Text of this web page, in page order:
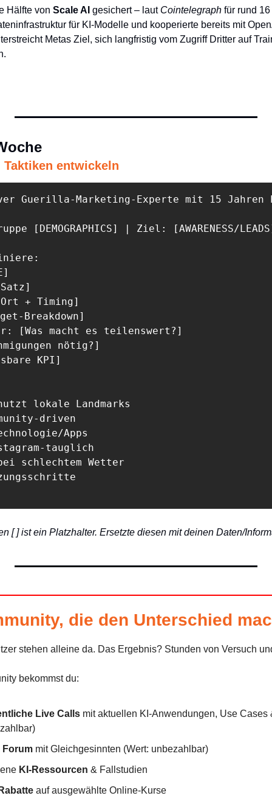
Hälfte von Scale AI gesichert – laut Cointelegraph für rund
für KI-Modelle und kooperierte bereits mit
Metas Ziel, sich langfristig vom Zugriff Dritter auf
entwickeln
Guerilla-Marketing-Experte mit 15 Jahren
[DEMOGRAPHICS] | Ziel: [AWARENESS/
+ Timing]
Breakdown]
[Was macht es teilenswert?]
nötig?]
KPI]
lokale Landmarks
driven
Apps
tauglich
schlechtem Wetter
[ ] ist ein Platzhalter. Ersetzte diesen mit deinen Daten/
die den Unterschied
stehen alleine da. Das Ergebnis? Stunden von Versuch
bekommst du:
Live Calls mit aktuellen KI-Anwendungen, Use Cases
Forum mit Gleichgesinnten (Wert: unbezahlbar)
KI-Ressourcen & Fallstudien
auf ausgewählte Online-Kurse